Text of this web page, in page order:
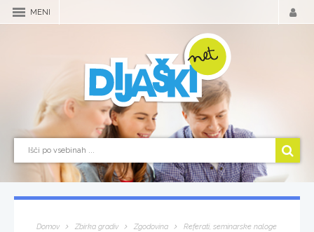
MENI
Domov Zbirka gradiv Zgodovina
Referati, seminarske naloge